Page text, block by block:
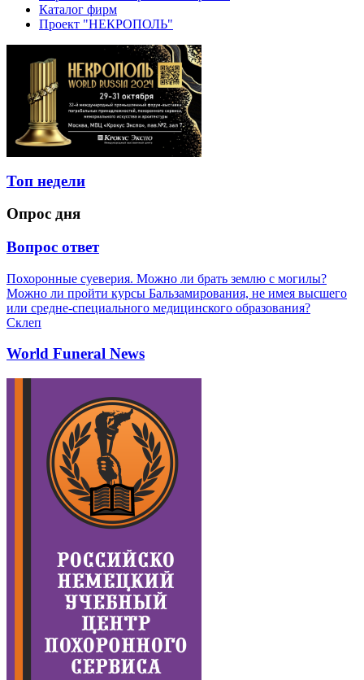
Каталог фирм
Проект "НЕКРОПОЛЬ"
Топ недели
Опрос дня
Вопрос ответ
Похоронные суеверия. Можно ли брать землю с могилы?
Можно ли пройти курсы Бальзамирования, не имея высшего
или средне-специального медицинского образования?
Склеп
World Funeral News